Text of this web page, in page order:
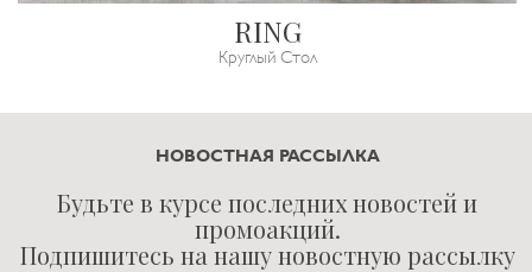
RING
Круглый Стол
НОВОСТНАЯ РАССЫЛКА
Будьте в курсе последних новостей и
промоакций.
Подпишитесь на нашу новостную рассылку